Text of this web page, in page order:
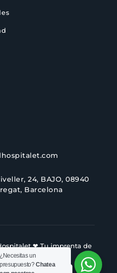
24, BAJO, 08940
Barcelona
❤ Tu imprenta de
¿Necesitas un
presupuesto?Chatea